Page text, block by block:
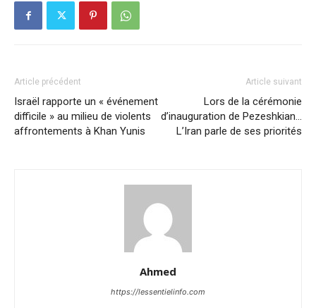
Article précédent
Israël rapporte un « événement
difficile » au milieu de violents
affrontements à Khan Yunis
Article suivant
Lors de la cérémonie
d’inauguration de Pezeshkian…
L’Iran parle de ses priorités
Ahmed
https://lessentielinfo.com